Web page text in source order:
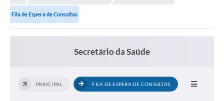
Fila de Espera de Consultas
Secretário da Saúde
PRINCIPAL FILA DE ESPERA DE CONSULTAS